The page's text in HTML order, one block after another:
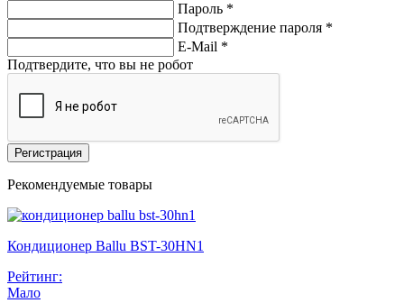
Пароль *
Подтверждение пароля *
E-Mail *
Подтвердите, что вы не робот
Регистрация
Рекомендуемые товары
Кондиционер Ballu BST-30HN1
Рейтинг:
Мало